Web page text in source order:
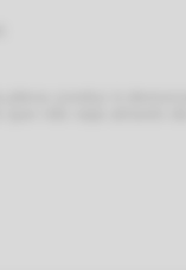
plena conduz à
que não seja através